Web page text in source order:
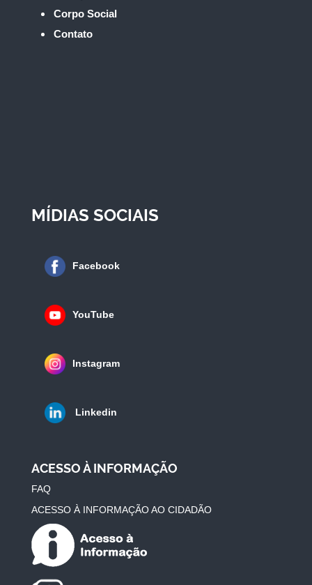
Corpo Social
Contato
MÍDIAS SOCIAIS
Facebook
YouTube
Instagram
Linkedin
ACESSO À INFORMAÇÃO
FAQ
ACESSO À INFORMAÇÃO AO CIDADÃO